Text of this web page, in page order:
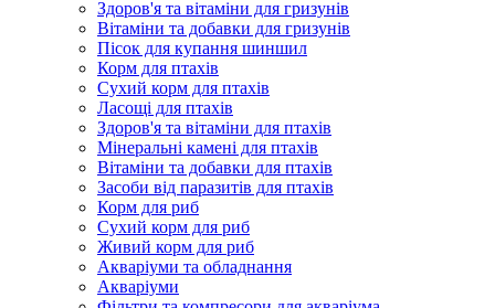
Здоров'я та вітаміни для гризунів
Вітаміни та добавки для гризунів
Пісок для купання шиншил
Корм для птахів
Сухий корм для птахів
Ласощі для птахів
Здоров'я та вітаміни для птахів
Мінеральні камені для птахів
Вітаміни та добавки для птахів
Засоби від паразитів для птахів
Корм для риб
Сухий корм для риб
Живий корм для риб
Акваріуми та обладнання
Акваріуми